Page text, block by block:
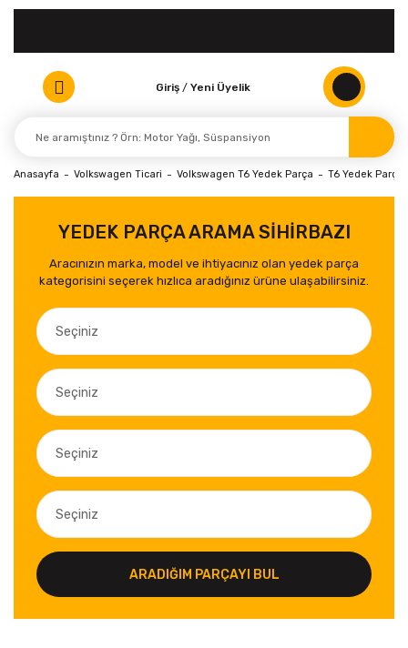
Giriş / Yeni Üyelik
Anasayfa Volkswagen Ticari Volkswagen T6 Yedek Parça T6 Yedek Parça
YEDEK PARÇA ARAMA SİHİRBAZI
Aracınızın marka, model ve ihtiyacınız olan yedek parça
kategorisini seçerek hızlıca aradığınız ürüne ulaşabilirsiniz.
ARADIĞIM PARÇAYI BUL